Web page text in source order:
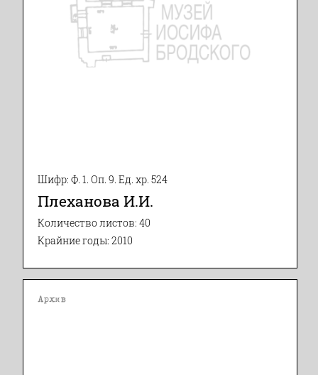
Шифр: Ф. 1. Оп. 9. Ед. хр. 524
Плеханова И.И.
Количество листов: 40
Крайние годы: 2010
Архив